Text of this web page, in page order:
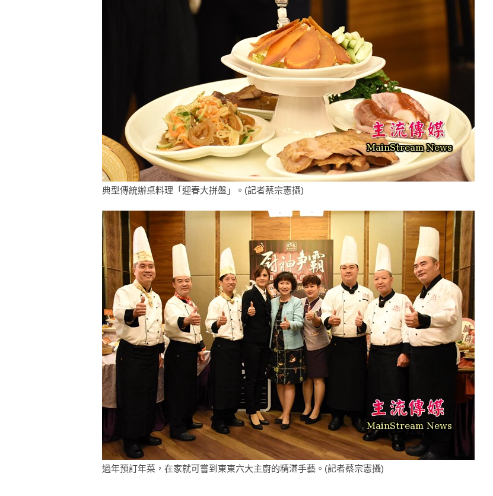
典型傳統辦桌料理「迎春大拼盤」。(記者蔡宗憲攝)
過年預訂年菜，在家就可嘗到東東六大主廚的精湛手藝。(記者蔡宗憲攝)